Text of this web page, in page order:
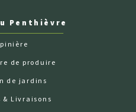
Penthièvre
de produire
de jardins
& Livraisons